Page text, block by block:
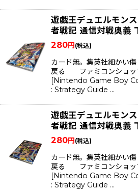
遊戯王デュエルモン
者戦記 通信対戦奥義
280円 (税込)
カード無。集英社細かい傷
戻る ファミコンショッ
[Nintendo Game Boy
: Strategy Guide …
遊戯王デュエルモン
者戦記 通信対戦奥
280円 (税込)
カード無。集英社細かい傷
戻る ファミコンショッ
[Nintendo Game Boy
: Strategy Guide …